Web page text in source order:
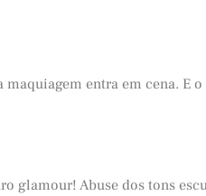
entra em cena. E
glamour! Abuse dos tons